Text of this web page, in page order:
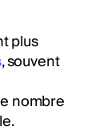
plus
, souvent
nombre